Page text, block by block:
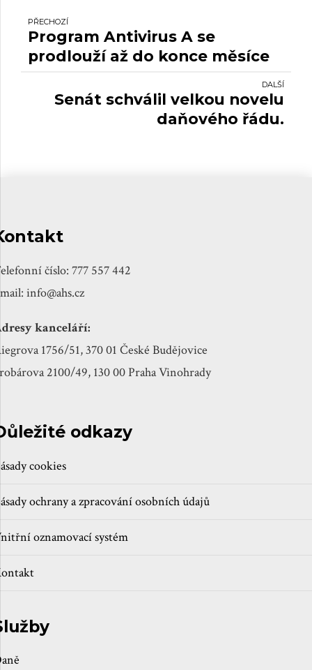
PŘECHOZÍ
Program Antivirus A se
prodlouží až do konce měsíce
DALŠÍ
Senát schválil velkou novelu
daňového řádu.
číslo: 777 557 442
info@ahs.cz
kanceláří:
1756/51, 370 01 České Budějovice
2100/49, 130 00 Praha Vinohrady
odkazy
cookies
ochrany a zpracování osobních údajů
oznamovací systém